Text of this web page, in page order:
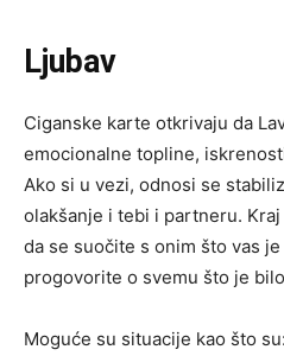
Ljubav
Ciganske karte otkrivaju da
emocionalne topline,
Ako si u vezi, odnosi se
olakšanje i tebi i partneru.
da se suočite s onim što vas
progovorite o svemu što je
Moguće su situacije kao što